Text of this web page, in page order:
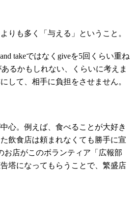
よりも多く「与える」ということ。
takeではなくgiveを5回くらい重ね
るかもしれない、くらいに考えま
して、 相手に負担をさせません。
心。例えば、食べることが大好き
飲食店は頼まれなくても勝手に宣
お店がこのボランティア「広報部
塔になってもらうことで、繁盛店